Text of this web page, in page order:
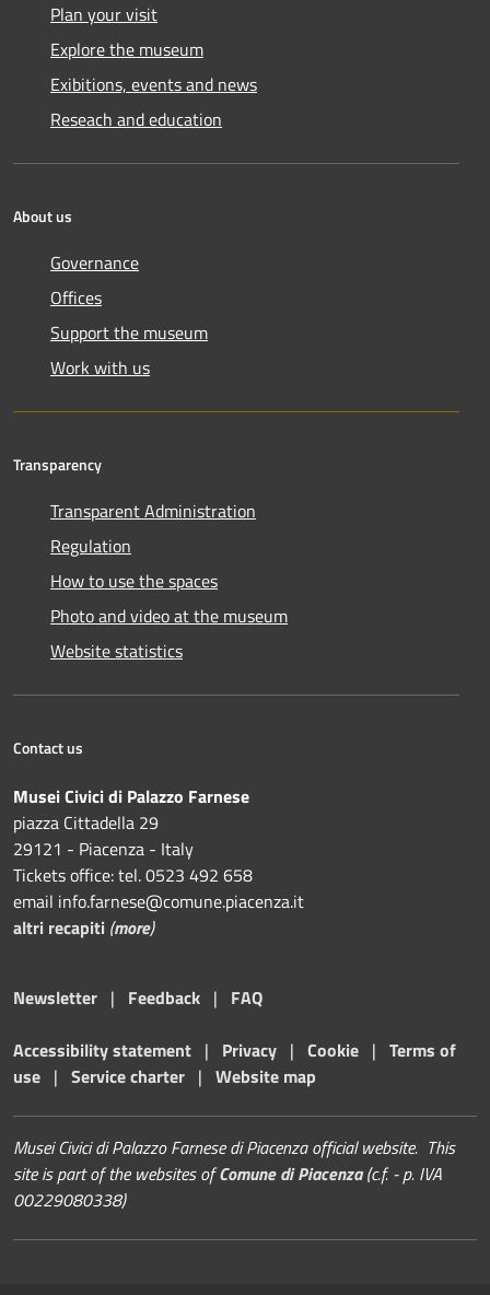
Plan your visit
Explore the museum
Exibitions, events and news
Reseach and education
About us
Governance
Offices
Support the museum
Work with us
Transparency
Transparent Administration
Regulation
How to use the spaces
Photo and video at the museum
Website statistics
Contact us
Musei Civici di Palazzo Farnese
piazza Cittadella 29
29121 - Piacenza - Italy
Tickets office: tel. 0523 492 658
email info.farnese@comune.piacenza.it
altri recapiti (more)
Newsletter | Feedback | FAQ
Accessibility statement | Privacy | Cookie | Terms of
use | Service charter | Website map
Musei Civici di Palazzo Farnese di Piacenza official website. This
site is part of the websites ofComune di Piacenza(c.f. - p. IVA
00229080338)